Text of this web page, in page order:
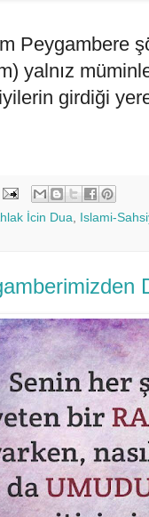
Peygambere
yalnız
girdiği
İcin Dua
Islami-